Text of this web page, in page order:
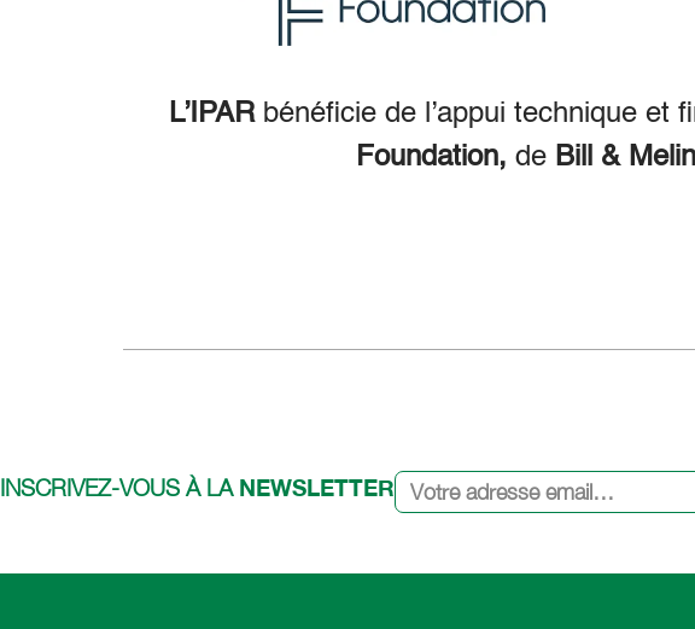
L’IPARbénéficie de l’appui technique et
Foundation, de Bill &
INSCRIVEZ-VOUS À LA NEWSLETTER